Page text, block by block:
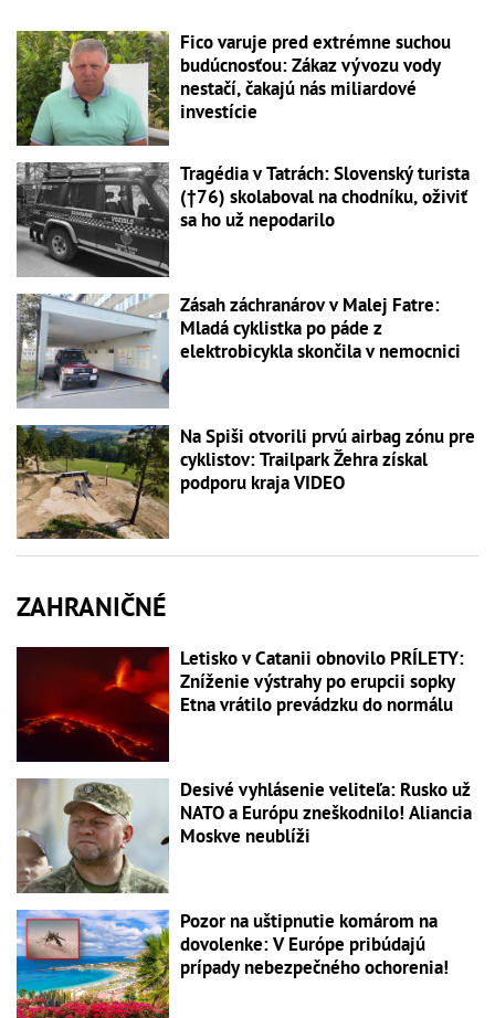
Fico varuje pred extrémne suchou
budúcnosťou: Zákaz vývozu vody
nestačí, čakajú nás miliardové
investície
Tragédia v Tatrách: Slovenský turista
(†76) skolaboval na chodníku, oživiť
sa ho už nepodarilo
Zásah záchranárov v Malej Fatre:
Mladá cyklistka po páde z
elektrobicykla skončila v nemocnici
Na Spiši otvorili prvú airbag zónu pre
cyklistov: Trailpark Žehra získal
podporu kraja VIDEO
ZAHRANIČNÉ
Letisko v Catanii obnovilo PRÍLETY:
Zníženie výstrahy po erupcii sopky
Etna vrátilo prevádzku do normálu
Desivé vyhlásenie veliteľa: Rusko už
NATO a Európu zneškodnilo! Aliancia
Moskve neublíži
Pozor na uštipnutie komárom na
dovolenke: V Európe pribúdajú
prípady nebezpečného ochorenia!